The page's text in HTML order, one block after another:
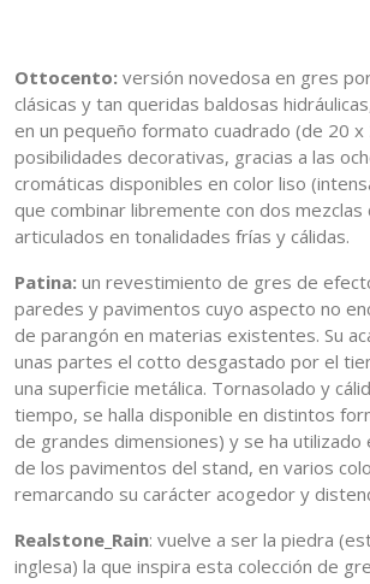
Ottocento: versión novedosa en gres
clásicas y tan queridas baldosas
en un pequeño formato cuadrado (de 20 x
posibilidades decorativas, gracias a las
cromáticas disponibles en color liso
que combinar libremente con dos
articulados en tonalidades frías y cálidas.
Patina: un revestimiento de gres de
paredes y pavimentos cuyo aspecto no
de parangón en materias existentes. Su
unas partes el cotto desgastado por el
una superficie metálica. Tornasolado y
tiempo, se halla disponible en distintos
de grandes dimensiones) y se ha utilizado
de los pavimentos del stand, en varios
remarcando su carácter acogedor y
Realstone_Rain: vuelve a ser la piedra
inglesa) la que inspira esta colección de